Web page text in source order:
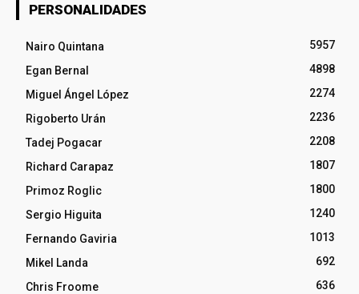
PERSONALIDADES
Nairo Quintana
5957
Egan Bernal
4898
Miguel Ángel López
2274
Rigoberto Urán
2236
Tadej Pogacar
2208
Richard Carapaz
1807
Primoz Roglic
1800
Sergio Higuita
1240
Fernando Gaviria
1013
Mikel Landa
692
Chris Froome
636